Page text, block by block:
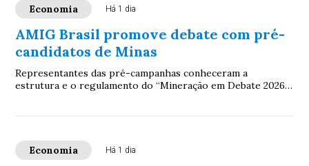
Economia Há 1 dia
AMIG Brasil promove debate com pré-
candidatos de Minas
Representantes das pré-campanhas conheceram a
estrutura e o regulamento do “Mineração em Debate 2026”,
Economia Há 1 dia